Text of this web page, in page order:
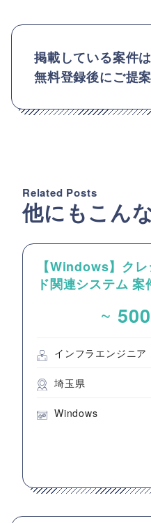
掲載している案件
無料登録後にご提
Related Posts
他にもこん
【Windows】ク
ド関連システム 案
~
インフラエンジニア
埼玉県
Windows